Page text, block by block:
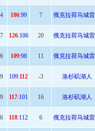
106:99 7 俄克拉荷马城
126:106 20 俄克拉荷马城
109:98 11 俄克拉荷马城
109:112 -3 洛杉矶湖人
117:101 16 洛杉矶湖人
118:112 6 俄克拉荷马城